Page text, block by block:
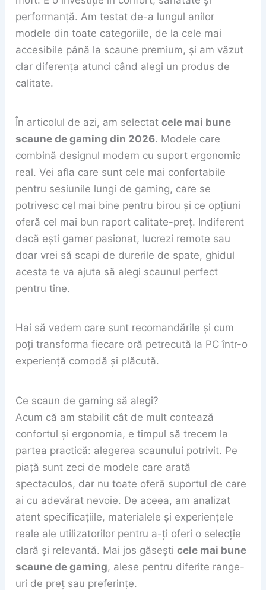
performanță. Am testat de-a lungul anilor
modele din toate categoriile, de la cele mai
accesibile până la scaune premium, și am văzut
clar diferența atunci când alegi un produs de
calitate.
În articolul de azi, am selectatcele mai bune
scaune de gaming din 2026. Modele care
combină designul modern cu suport ergonomic
real. Vei afla care sunt cele mai confortabile
pentru sesiunile lungi de gaming, care se
potrivesc cel mai bine pentru birou și ce opțiuni
oferă cel mai bun raport calitate-preț. Indiferent
dacă ești gamer pasionat, lucrezi remote sau
doar vrei să scapi de durerile de spate, ghidul
acesta te va ajuta să alegi scaunul perfect
pentru tine.
Hai să vedem care sunt recomandările și cum
poți transforma fiecare oră petrecută la PC într-o
experiență comodă și plăcută.
Ce scaun de gaming să alegi?
Acum că am stabilit cât de mult contează
confortul și ergonomia, e timpul să trecem la
partea practică: alegerea scaunului potrivit. Pe
piață sunt zeci de modele care arată
spectaculos, dar nu toate oferă suportul de care
ai cu adevărat nevoie. De aceea, am analizat
atent specificațiile, materialele și experiențele
reale ale utilizatorilor pentru a-ți oferi o selecție
clară și relevantă. Mai jos găseșticele mai bune
scaune de gaming, alese pentru diferite range-
uri de preț sau preferințe.